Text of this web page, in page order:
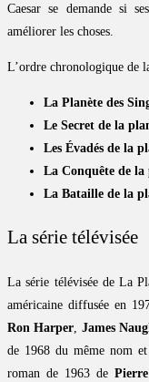
Caesar se demande si
améliorer les choses.
L’ordre chronologique de
La Planète des
Le Secret de la
Les Évadés de la
La Conquête de la
La Bataille de la
La série télévisée
La série télévisée de La
américaine diffusée en
Ron Harper James
de 1968 du même nom
roman de 1963 de